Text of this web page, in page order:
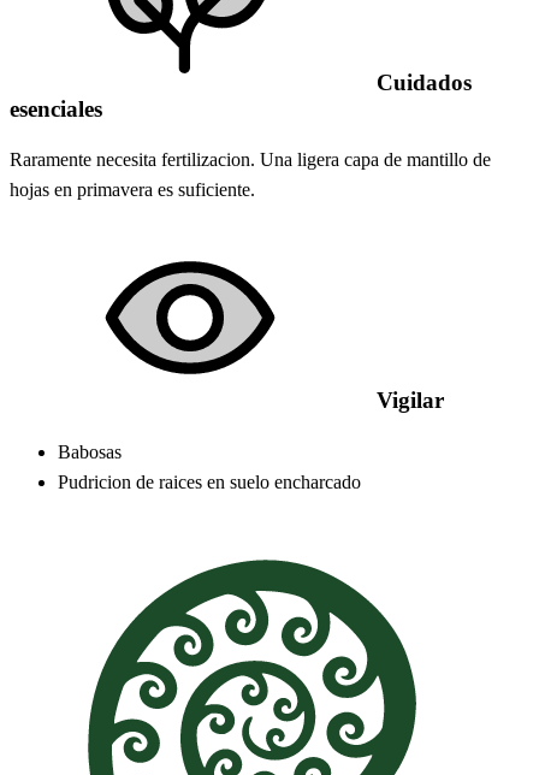
Cuidados
esenciales
Raramente necesita fertilizacion. Una ligera capa de mantillo de
hojas en primavera es suficiente.
Vigilar
Babosas
Pudricion de raices en suelo encharcado